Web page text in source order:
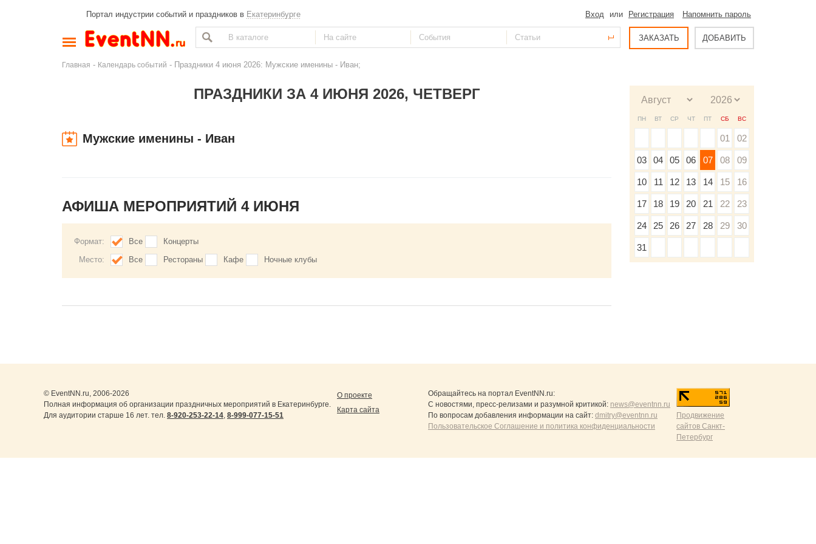
Портал индустрии событий и праздников в Екатеринбурге Вход или Регистрация Напомнить пароль
ЗАКАЗАТЬ ДОБАВИТЬ
Главная - Календарь событий - Праздники 4 июня 2026: Мужские именины - Иван;
ПРАЗДНИКИ ЗА 4 ИЮНЯ 2026, ЧЕТВЕРГ
Мужские именины - Иван
АФИША МЕРОПРИЯТИЙ 4 ИЮНЯ
Формат: Все
Концерты
Место:
Все Рестораны Кафе Ночные клубы
ПН ВТ СР ЧТ ПТ СБ ВС
01 02
03 04 05 06 07 08 09
10 11 12 13 14 15 16
17 18 19 20 21 22 23
24 25 26 27 28 29 30
31
© EventNN.ru, 2006-2026
Полная информация об организации праздничных мероприятий в Екатеринбурге.
Для аудитории старше 16 лет. тел. 8-920-253-22-14, 8-999-077-15-51
О проекте
Карта сайта
Обращайтесь на портал EventNN.ru:
С новостями, пресс-релизами и разумной критикой: news@eventnn.ru
По вопросам добавления информации на сайт: dmitry@eventnn.ru
Пользовательское Соглашение и политика конфиденциальности
Продвижение
сайтов Санкт-
Петербург